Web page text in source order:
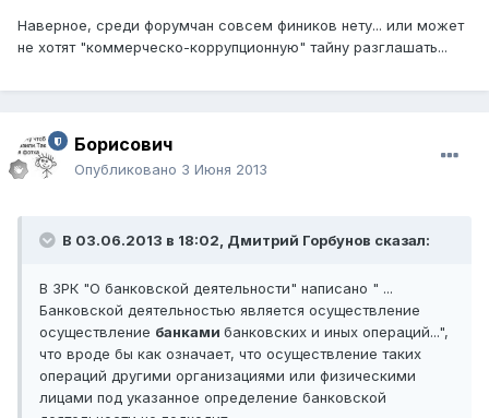
Наверное, среди форумчан совсем фиников нету... или может
не хотят "коммерческо-коррупционную" тайну разглашать...
Борисович
Опубликовано 3 Июня 2013
В 03.06.2013 в 18:02, Дмитрий Горбунов сказал:
В ЗРК "О банковской деятельности" написано " ...
Банковской деятельностью является осуществление
осуществление банками банковских и иных операций...",
что вроде бы как означает, что осуществление таких
операций другими организациями или физическими
лицами под указанное определение банковской